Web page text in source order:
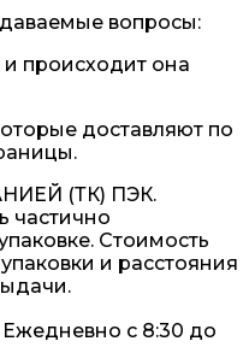
вопросы:
происходит она
доставляют по
(ТК) ПЭК.
частично
Стоимость
и расстояния
с 8:30 до